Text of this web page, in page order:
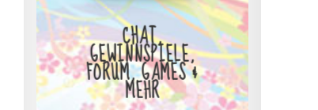
CHAT,
GEWINNSPIELE,
FORUM, GAMES &
MEHR